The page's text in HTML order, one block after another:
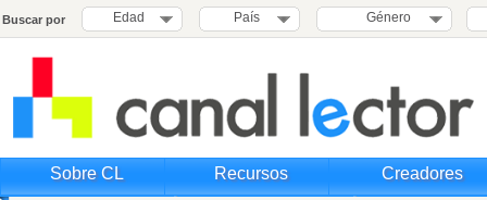
Buscar por Edad País Género
Sobre CL Recursos Creadores